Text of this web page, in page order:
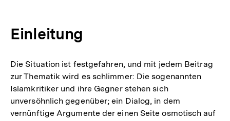
Einleitung
Die Situation ist festgefahren, und mit jedem Beitrag
zur Thematik wird es schlimmer: Die sogenannten
Islamkritiker und ihre Gegner stehen sich
unversöhnlich gegenüber; ein Dialog, in dem
vernünftige Argumente der einen Seite osmotisch auf